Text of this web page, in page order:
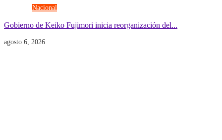
Nacional
Gobierno de Keiko Fujimori inicia reorganización del...
agosto 6, 2026